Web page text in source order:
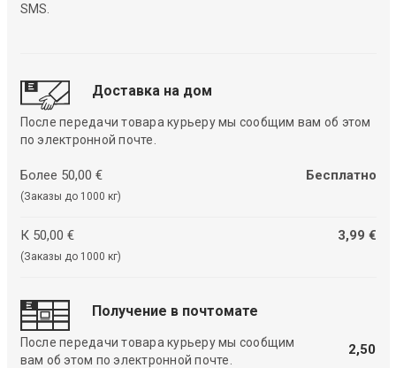
SMS.
Доставка на дом
После передачи товара курьеру мы сообщим вам об этом
по электронной почте.
Более 50,00 €
(Заказы до 1000 кг)
Бесплатно
К 50,00 €
(Заказы до 1000 кг)
3,99 €
Получение в почтомате
После передачи товара курьеру мы сообщим
вам об этом по электронной почте.
2,50